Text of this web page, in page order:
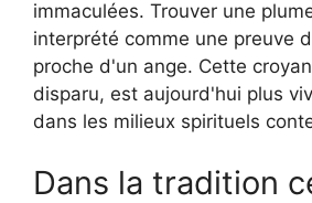
immaculées. Trouver une
interprété comme une preuve
proche d'un ange. Cette
disparu, est aujourd'hui plus
dans les milieux spirituels
Dans la tradition